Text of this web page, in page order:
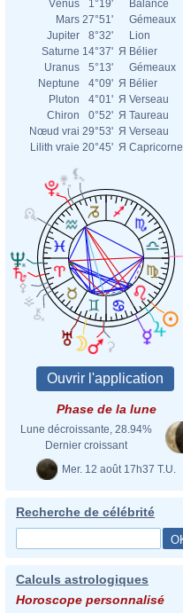
Vénus
1°19'
Balance
Mars 27°51'
Gémeaux
Jupiter
8°32'
Lion
Saturne 14°37' Я Bélier
Uranus
5°13'
Gémeaux
Neptune
4°09' Я Bélier
Pluton
4°01' Я Verseau
Chiron
0°52' Я Taureau
Nœud vrai 29°53' Я Verseau
Lilith vraie 20°45' Я Capricorne
Phase de la lune
Lune décroissante, 28.94%
Dernier croissant
Mer. 12 août 17h37 T.U.
Recherche de célébrité
Calculs astrologiques
Horoscope personnalisé